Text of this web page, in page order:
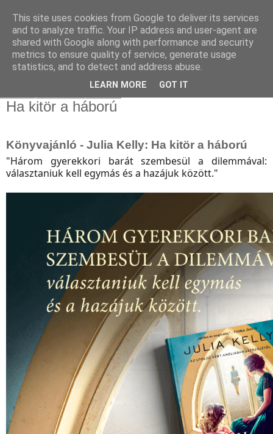
Ha kitör a háború
Könyvajánló - Julia Kelly: Ha kitör a háború
"Három gyerekkori barát szembesül a dilemmával:
választaniuk kell egymás és a hazájuk között."
This site uses cookies from Google to deliver its services
and to analyze traffic. Your IP address and user-agent are
shared with Google along with performance and security
metrics to ensure quality of service, generate usage
statistics, and to detect and address abuse.
LEARN MORE GOT IT